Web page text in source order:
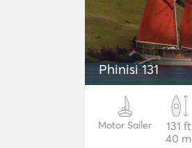
Phinisi 131
Motor Sailer
131 ft
40 m